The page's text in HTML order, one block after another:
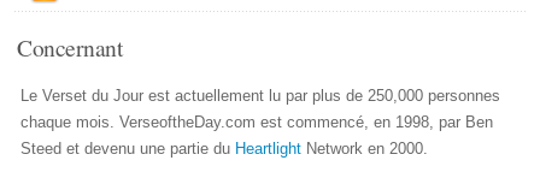
Concernant
Le Verset du Jour est actuellement lu par plus de 250,000 personnes
chaque mois. VerseoftheDay.com est commencé, en 1998, par Ben
Steed et devenu une partie du Heartlight Network en 2000.